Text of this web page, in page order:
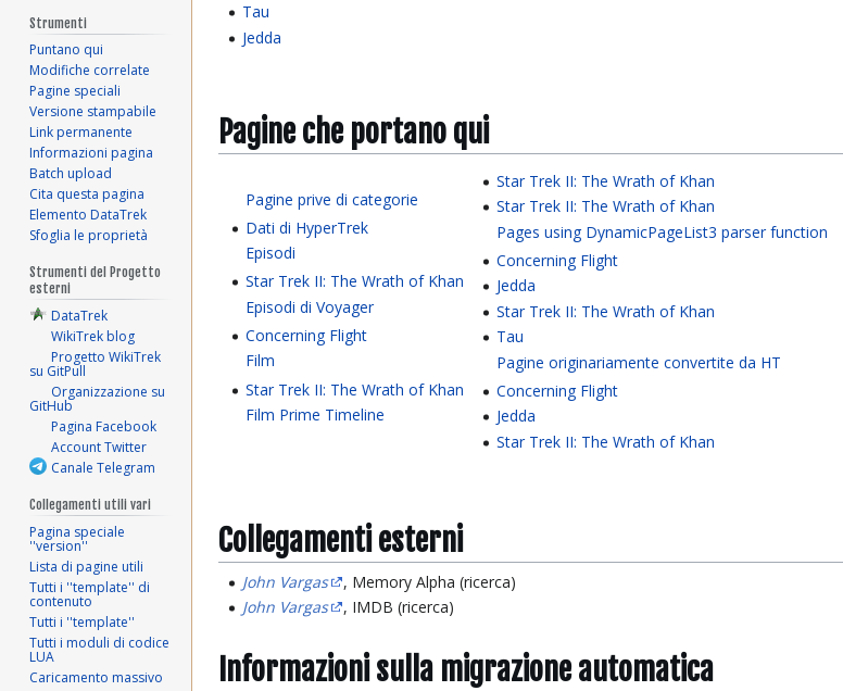
Tau
Jedda
Pagine che portano qui
Pagine prive di categorie
Dati di HyperTrek
Episodi
Star Trek II: The Wrath of Khan
Episodi di Voyager
Concerning Flight
Film
Star Trek II: The Wrath of Khan
Film Prime Timeline
Star Trek II: The Wrath of Khan
Star Trek II: The Wrath of Khan
Pages using DynamicPageList3 parser function
Concerning Flight
Jedda
Star Trek II: The Wrath of Khan
Tau
Pagine originariamente convertite da HT
Concerning Flight
Jedda
Star Trek II: The Wrath of Khan
Collegamenti esterni
John Vargas
, Memory Alpha (ricerca)
John Vargas
, IMDB (ricerca)
Informazioni sulla migrazione automatica
Strumenti
Puntano qui
Modifiche correlate
Pagine speciali
Versione stampabile
Link permanente
Informazioni pagina
Batch upload
Cita questa pagina
Elemento DataTrek
Sfoglia le proprietà
Strumenti del Progetto
esterni
DataTrek
WikiTrek blog
Progetto WikiTrek
su GitPull
Organizzazione su
GitHub
Pagina Facebook
Account Twitter
Canale Telegram
Collegamenti utili vari
Pagina speciale
''version''
Lista di pagine utili
Tutti i ''template'' di
contenuto
Tutti i ''template''
Tutti i moduli di codice
LUA
Caricamento massivo